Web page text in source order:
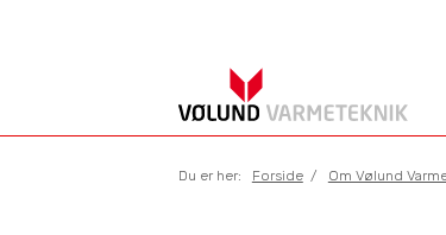
Du er her: Forside Om Vølund